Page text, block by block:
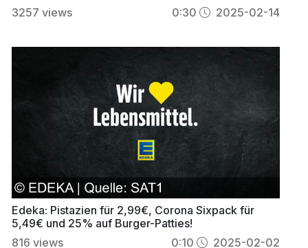
3257 views 0:30 2025-02-14
Edeka: Pistazien für 2,99€, Corona Sixpack für
5,49€ und 25% auf Burger-Patties!
816 views 0:10 2025-02-02